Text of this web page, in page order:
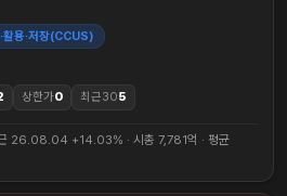
활용·저장(CCUS)
상한가0 최근305
근 26.08.04 +14.03% · 시총 7,781억 · 평균